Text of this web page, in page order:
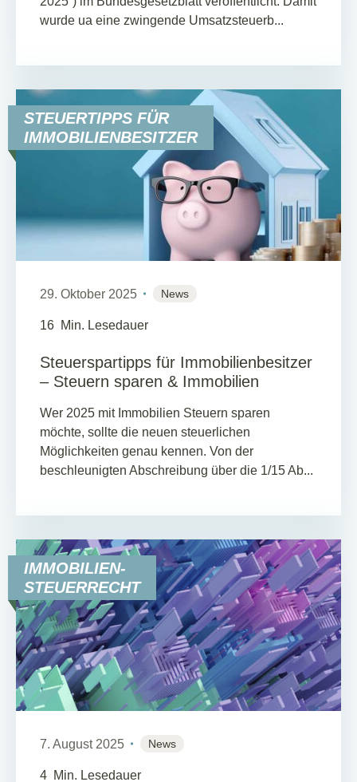
wurde ua eine zwingende Umsatzsteuerb...
STEUERTIPPS FÜR
IMMOBILIENBESITZER
29. Oktober 2025 News
16 Min. Lesedauer
Steuerspartipps für Immobilienbesitzer
– Steuern sparen & Immobilien
Wer 2025 mit Immobilien Steuern sparen
möchte, sollte die neuen steuerlichen
Möglichkeiten genau kennen. Von der
beschleunigten Abschreibung über die 1/15 Ab...
IMMOBILIEN-
STEUERRECHT
7. August 2025 News
4 Min. Lesedauer